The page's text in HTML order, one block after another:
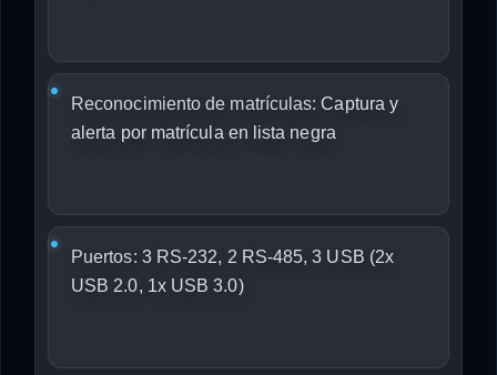
Reconocimiento de matrículas: Captura y
alerta por matrícula en lista negra
Puertos: 3 RS-232, 2 RS-485, 3 USB (2x
USB 2.0, 1x USB 3.0)